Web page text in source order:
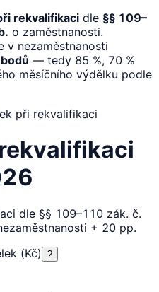
rekvalifikaci dle §§ 109–
o zaměstnanosti.
v nezaměstnanosti
— tedy 85 %, 70 %
měsíčního výdělku podle
při rekvalifikaci
dle §§ 109–110 zák. č.
+ 20 pp.
(Kč)
?